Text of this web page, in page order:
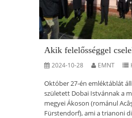
Akik felelősséggel
2024-10-28 EMNT
Október 27-én emléktáblát
született Dobai Istvánnak a
megyei Ákoson (románul
Fürstendorf), ami a trianoni